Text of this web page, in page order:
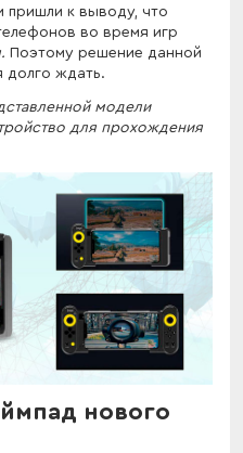
пришли к выводу, что
во время игр
Поэтому решение данной
долго ждать.
модели
для прохождения
нового